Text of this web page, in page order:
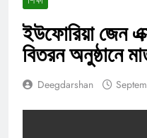
ইউফোরিয়া জেন
বিতরন অনুষ্ঠানে
Deegdarshan